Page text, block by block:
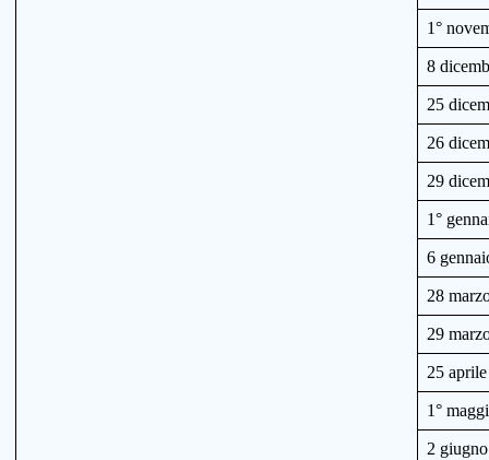
1°
8
25
26
29
1°
6
28
29
25
1°
2